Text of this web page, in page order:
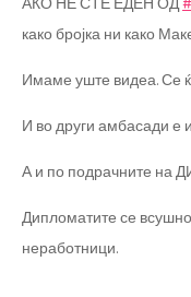
АКО НЕ СТЕ ЕДЕН ОД
како бројка ни како
Имаме уште видеа. Се
И во други амбасади е
А и по подрачните на
Дипломатите се
неработници.